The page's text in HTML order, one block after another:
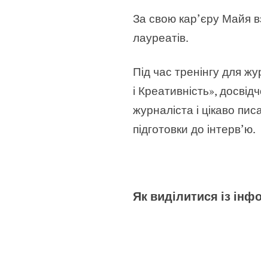
За свою кар’єру Майя
лауреатів.
Під час тренінгу для
і Креативність»,
журналіста і цікаво
підготовки до інтерв’ю.
Як виділитися із